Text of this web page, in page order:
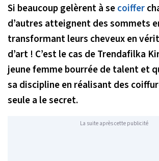
Si beaucoup gelèrent à secoiffer
d’autres atteignent des sommets
transformant leurs cheveux en
d’art ! C’est le cas de Trendafilka
jeune femme bourrée de talent et
sa discipline en réalisant des
seule a le secret.
La suite après cette publicité